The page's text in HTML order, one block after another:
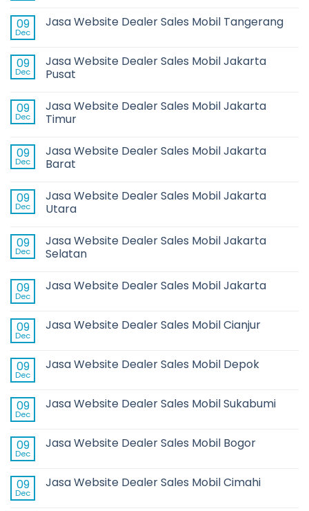
09
Dec
Jasa Website Dealer Sales Mobil Tangerang
09
Dec
Jasa Website Dealer Sales Mobil Jakarta
Pusat
09
Dec
Jasa Website Dealer Sales Mobil Jakarta
Timur
09
Dec
Jasa Website Dealer Sales Mobil Jakarta
Barat
09
Dec
Jasa Website Dealer Sales Mobil Jakarta
Utara
09
Dec
Jasa Website Dealer Sales Mobil Jakarta
Selatan
09
Dec
Jasa Website Dealer Sales Mobil Jakarta
09
Dec
Jasa Website Dealer Sales Mobil Cianjur
09
Dec
Jasa Website Dealer Sales Mobil Depok
09
Dec
Jasa Website Dealer Sales Mobil Sukabumi
09
Dec
Jasa Website Dealer Sales Mobil Bogor
09
Dec
Jasa Website Dealer Sales Mobil Cimahi